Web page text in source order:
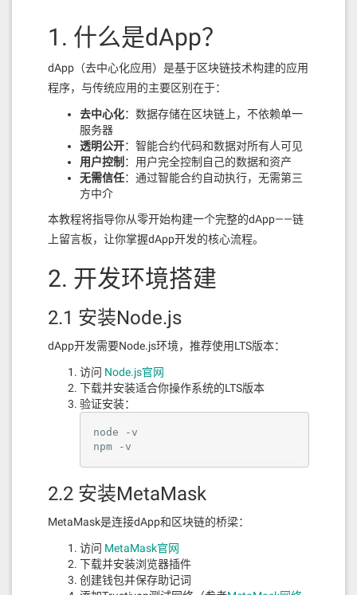
3. 领取奖励
点击"领取奖励"按钮
查看可领取的奖励金额
在MetaMask中确认交易
4. 管理委托
在验证者列表中找到您已委托的验证者
可以选择"取消委托"或"重新委托"
优势和亮点
1. 安全性
基于MetaMask SDK的安全连接
所有交易都在用户钱包中签名
不存储用户的私钥或助记词
2. 用户体验
响应式布局，适配各种设备
实时数据更新，提供最新信息
多语言支持，服务全球用户
3. 功能完整性
涵盖验证者管理的全生命周期
支持委托、取消委托、重新委托
提供奖励领取功能
详细的验证者信息展示
1. 什么是dApp？
dApp（去中心化应用）是基于区块链技术构建的应用
程序，与传统应用的主要区别在于：
去中心化：数据存储在区块链上，不依赖单一
服务器
透明公开：智能合约代码和数据对所有人可见
用户控制 ：用户完全控制自己的数据和资产
无需信任：通过智能合约自动执行，无需第三
方中介
本教程将指导你从零开始构建一个完整的dApp——链
上留言板，让你掌握dApp开发的核心流程。
2. 开发环境搭建
2.1 安装Node.js
dApp开发需要Node.js环境，推荐使用LTS版本：
访问 Node.js官网
下载并安装适合你操作系统的LTS版本
验证安装：
node -v
npm -v
2.2 安装MetaMask
MetaMask是连接dApp和区块链的桥梁：
访问 MetaMask官网
下载并安装浏览器插件
创建钱包并保存助记词